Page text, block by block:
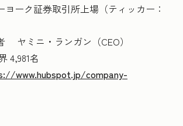
証券取引所上場（ティッカー：
・ランガン（CEO）
4,981名
www.hubspot.jp/company-